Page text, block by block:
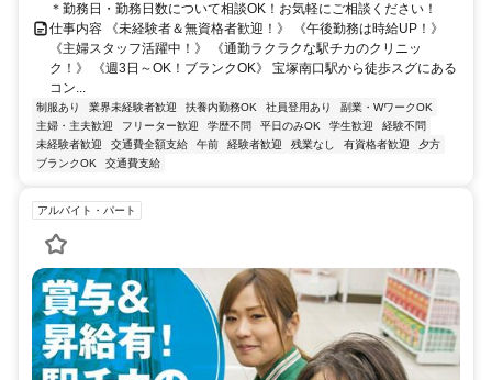
＊勤務日・勤務日数について相談OK！お気軽にご相談ください！
仕事内容 《未経験者＆無資格者歓迎！》 《午後勤務は時給UP！》
《主婦スタッフ活躍中！》 《通勤ラクラクな駅チカのクリニッ
ク！》 《週3日～OK！ブランクOK》 宝塚南口駅から徒歩スグにある
コン...
制服あり 業界未経験者歓迎 扶養内勤務OK 社員登用あり
副業・WワークOK
主婦・主夫歓迎
フリーター歓迎 学歴不問 平日のみOK 学生歓迎
経験不問
未経験者歓迎
交通費全額支給 午前 経験者歓迎 残業なし 有資格者歓迎
夕方
ブランクOK
交通費支給
アルバイト・パート